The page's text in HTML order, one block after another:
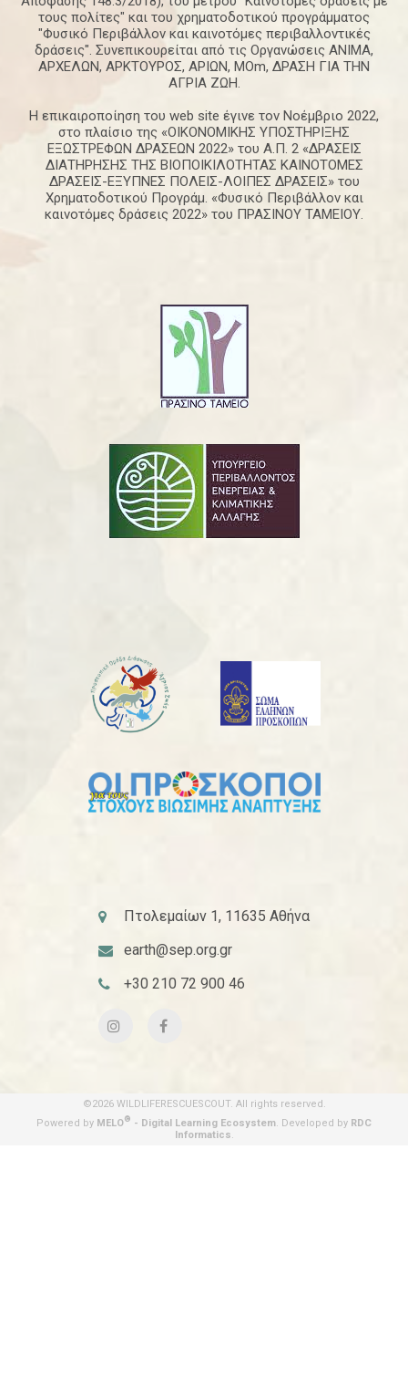
τους πολίτες" και του χρηματοδοτικού προγράμματος
"Φυσικό Περιβάλλον και καινοτόμες περιβαλλοντικές
δράσεις". Συνεπικουρείται από τις Οργανώσεις ΑΝΙΜΑ,
ΑΡΧΕΛΩΝ, ΑΡΚΤΟΥΡΟΣ, ΑΡΙΩΝ, ΜΟm, ΔΡΑΣΗ ΓΙΑ ΤΗΝ
ΑΓΡΙΑ ΖΩΗ.
Η επικαιροποίηση του web site έγινε τον Νοέμβριο 2022,
στο πλαίσιο της «ΟΙΚΟΝΟΜΙΚΗΣ ΥΠΟΣΤΗΡΙΞΗΣ
ΕΞΩΣΤΡΕΦΩΝ ΔΡΑΣΕΩΝ 2022» του Α.Π. 2 «ΔΡΑΣΕΙΣ
ΔΙΑΤΗΡΗΣΗΣ ΤΗΣ ΒΙΟΠΟΙΚΙΛΟΤΗΤΑΣ ΚΑΙΝΟΤΟΜΕΣ
ΔΡΑΣΕΙΣ-ΕΞΥΠΝΕΣ ΠΟΛΕΙΣ-ΛΟΙΠΕΣ ΔΡΑΣΕΙΣ» του
Χρηματοδοτικού Προγράμ. «Φυσικό Περιβάλλον και
καινοτόμες δράσεις 2022» του ΠΡΑΣΙΝΟΥ ΤΑΜΕΙΟΥ.
Πτολεμαίων 1, 11635 Αθήνα
earth@sep.org.gr
+30 210 72 900 46
©2026 WILDLIFERESCUESCOUT. All rights reserved.
Powered by MELO® - Digital Learning Ecosystem. Developed by RDC
Informatics.